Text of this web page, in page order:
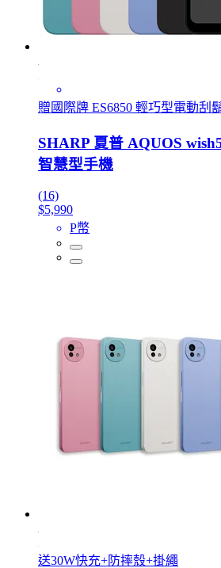
贈國際牌 ES6850 輕巧型電動刮
SHARP 夏普 AQUOS
智慧型手機
(16)
$5,990
P幣
送30W快充+防摔殼+掛繩